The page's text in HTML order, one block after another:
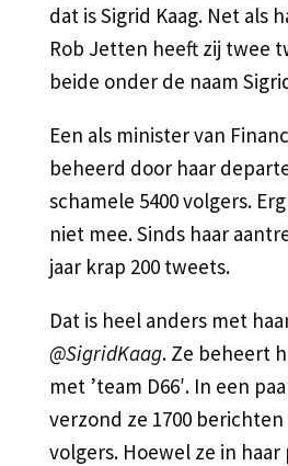
dat is Sigrid Kaag. Net als
Rob Jetten heeft zij twee
beide onder de naam
Een als minister van
beheerd door haar
schamele 5400 volgers.
niet mee. Sinds haar
jaar krap 200 tweets.
Dat is heel anders met
@SigridKaag. Ze beheert
met ’team D66′. In een
verzond ze 1700 berichten
volgers. Hoewel ze in